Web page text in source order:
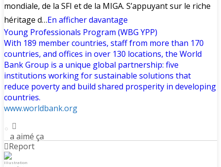
mondiale, de la SFI et de la MIGA. S’appuyant sur le riche
héritage d…En afficher davantage
Young Professionals Program (WBG YPP)
With 189 member countries, staff from more than 170
countries, and offices in over 130 locations, the World
Bank Group is a unique global partnership: five
institutions working for sustainable solutions that
reduce poverty and build shared prosperity in developing
countries.
www.worldbank.org
a aimé ça
Report